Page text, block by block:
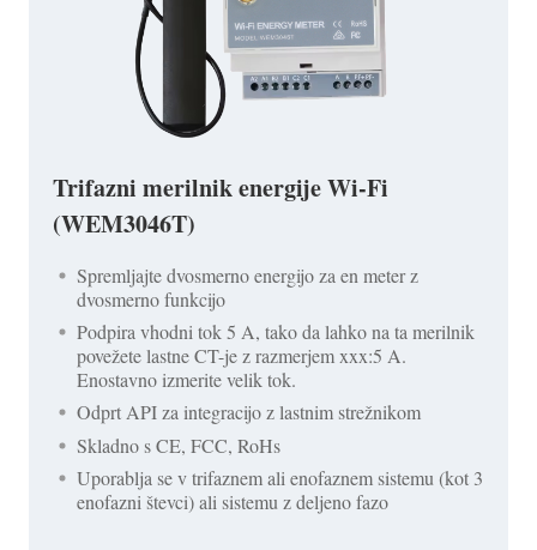
Trifazni merilnik energije Wi-Fi
(WEM3046T)
Spremljajte dvosmerno energijo za en meter z
dvosmerno funkcijo
Podpira vhodni tok 5 A, tako da lahko na ta merilnik
povežete lastne CT-je z razmerjem xxx:5 A.
Enostavno izmerite velik tok.
Odprt API za integracijo z lastnim strežnikom
Skladno s CE, FCC, RoHs
Uporablja se v trifaznem ali enofaznem sistemu (kot 3
enofazni števci) ali sistemu z deljeno fazo